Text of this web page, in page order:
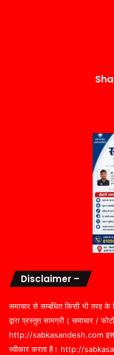
Disclaimer –
समाचार से सम्बंधित किसी भी तरह के
द्वारा प्रस्तुत सामग्री ( समाचार /
http://sabkasandesh.com इस
स्वीकार करता है। http://